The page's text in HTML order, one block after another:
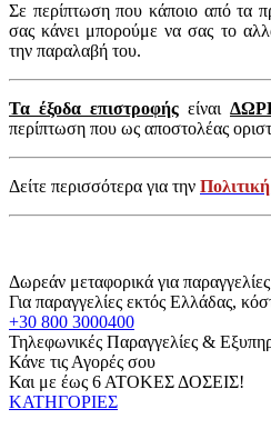
Σε περίπτωση που κάποιο από τα
σας κάνει μπορούμε να σας το
την παραλαβή του.
Τα έξοδα επιστροφής είναι
περίπτωση που ως αποστολέας
Δείτε περισσότερα για την
Δωρεάν μεταφορικά για
Για παραγγελίες εκτός Ελλάδας,
+30 800 3000400
Τηλεφωνικές Παραγγελίες &
Κάνε τις Αγορές σου
Και με έως 6 ΑΤΟΚΕΣ ΔΟΣΕΙΣ!
ΚΑΤΗΓΟΡΙΕΣ